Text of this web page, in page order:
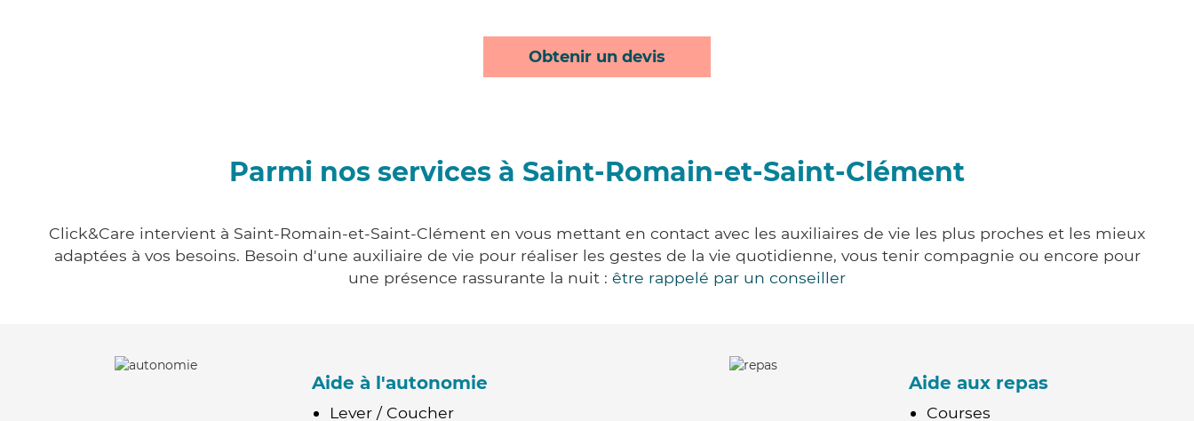
Obtenir un devis
Parmi nos services à Saint-Romain-et-Saint-Clément
Click&Care intervient à Saint-Romain-et-Saint-Clément en vous mettant en contact avec les auxiliaires de vie les plus proches et les mieux
adaptées à vos besoins. Besoin d'une auxiliaire de vie pour réaliser les gestes de la vie quotidienne, vous tenir compagnie ou encore pour
une présence rassurante la nuit : être rappelé par un conseiller
Aide à l'autonomie
Lever / Coucher
Aide aux repas
Courses